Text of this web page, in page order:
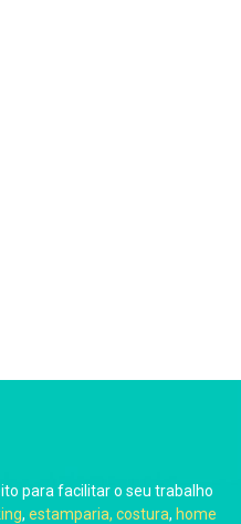
para facilitar o seu trabalho
, estamparia, costura, home